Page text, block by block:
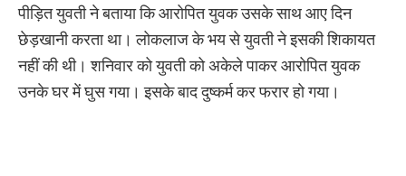
पीड़ित युवती ने बताया कि आरोपित युवक उसके साथ आए दिन
छेड़खानी करता था। लोकलाज के भय से युवती ने इसकी शिकायत
नहीं की थी। शनिवार को युवती को अकेले पाकर आरोपित युवक
उनके घर में घुस गया। इसके बाद दुष्कर्म कर फरार हो गया।